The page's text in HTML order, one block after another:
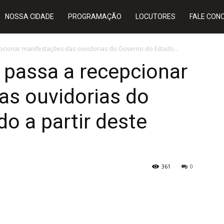
NOSSA CIDADE PROGRAMAÇÃO LOCUTORES FALE
manifestações das ouvidorias do Governo do Estado...
a recepcionar
ouvidorias do
a partir deste
0
361